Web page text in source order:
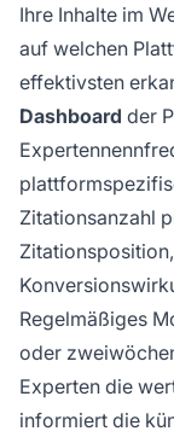
Ihre Inhalte im
auf welchen
effektivsten
Dashboard der
Zitationsanzahl
Regelmäßiges
oder
Experten die
informiert die